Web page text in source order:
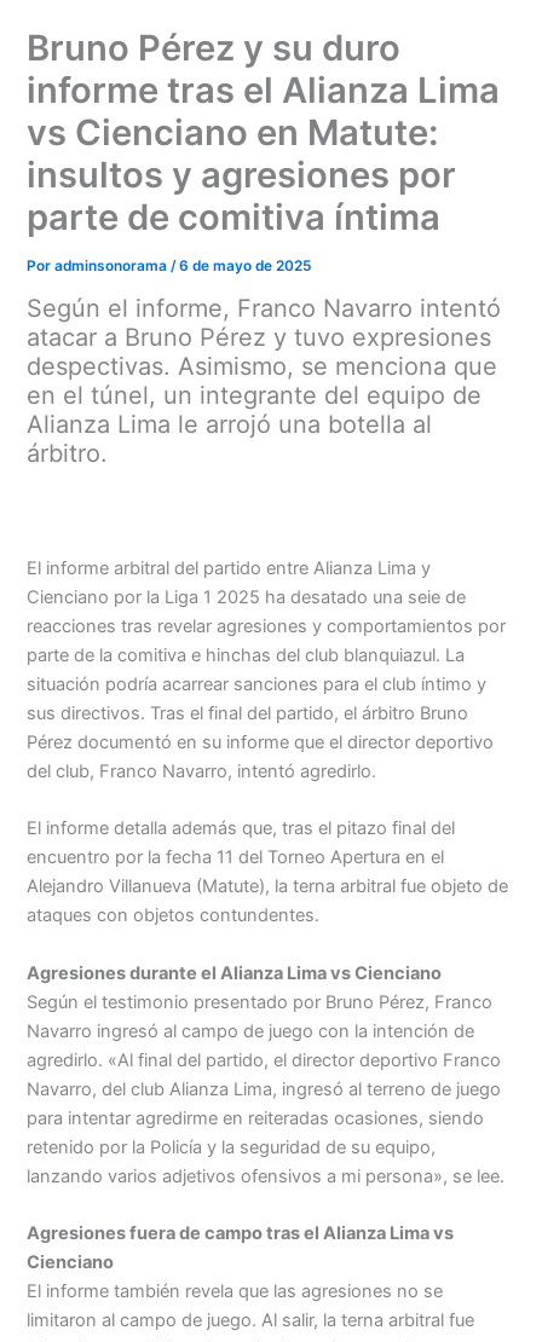
contenido
Bruno Pérez y su duro
informe tras el Alianza Lima
vs Cienciano en Matute:
insultos y agresiones por
parte de comitiva íntima
Poradminsonorama/6 de mayo de 2025
Según el informe, Franco Navarro intentó
atacar a Bruno Pérez y tuvo expresiones
despectivas. Asimismo, se menciona que
en el túnel, un integrante del equipo de
Alianza Lima le arrojó una botella al
árbitro.
El informe arbitral del partido entre Alianza Lima y
Cienciano por la Liga 1 2025 ha desatado una seie de
reacciones tras revelar agresiones y comportamientos por
parte de la comitiva e hinchas del club blanquiazul. La
situación podría acarrear sanciones para el club íntimo y
sus directivos. Tras el final del partido, el árbitro Bruno
Pérez documentó en su informe que el director deportivo
del club, Franco Navarro, intentó agredirlo.
El informe detalla además que, tras el pitazo final del
encuentro por la fecha 11 del Torneo Apertura en el
Alejandro Villanueva (Matute), la terna arbitral fue objeto de
ataques con objetos contundentes.
Agresiones durante el Alianza Lima vs Cienciano
Según el testimonio presentado por Bruno Pérez, Franco
Navarro ingresó al campo de juego con la intención de
agredirlo. «Al final del partido, el director deportivo Franco
Navarro, del club Alianza Lima, ingresó al terreno de juego
para intentar agredirme en reiteradas ocasiones, siendo
retenido por la Policía y la seguridad de su equipo,
lanzando varios adjetivos ofensivos a mi persona», se lee.
Agresiones fuera de campo tras el Alianza Lima vs
Cienciano
El informe también revela que las agresiones no se
limitaron al campo de juego. Al salir, la terna arbitral fue